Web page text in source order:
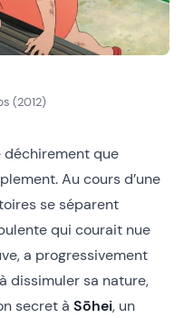
(2012)
déchirement que
Au cours d’une
se séparent
qui courait nue
a progressivement
dissimuler sa nature,
secret à Sōhei, un